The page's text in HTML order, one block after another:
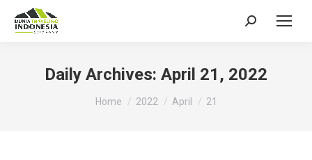
Search:
Daily Archives: April 21, 2022
You are here:
Home 2022 April 21